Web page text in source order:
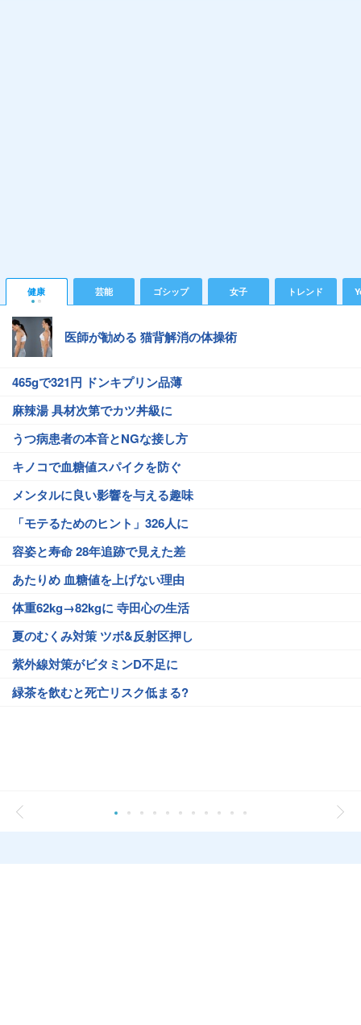
健康 芸能 ゴシップ 女子 トレンド
医師が勧める 猫背解消の体操術
465gで321円 ドンキプリン品薄
麻辣湯 具材次第でカツ丼級に
うつ病患者の本音とNGな接し方
キノコで血糖値スパイクを防ぐ
メンタルに良い影響を与える趣味
「モテるためのヒント」326人に
容姿と寿命 28年追跡で見えた差
あたりめ 血糖値を上げない理由
体重62kg→82kgに 寺田心の生活
夏のむくみ対策 ツボ&反射区押し
紫外線対策がビタミンD不足に
緑茶を飲むと死亡リスク低まる?